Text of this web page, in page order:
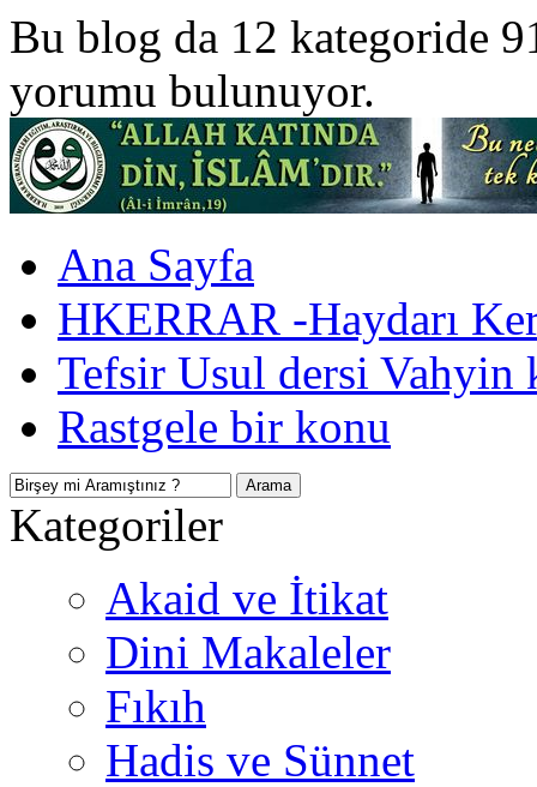
Bu blog da 12 kategoride
yorumu bulunuyor.
Ana Sayfa
HKERRAR -Haydarı
Tefsir Usul dersi Vahyin
Rastgele bir konu
Kategoriler
Akaid ve İtikat
Dini Makaleler
Fıkıh
Hadis ve Sünnet